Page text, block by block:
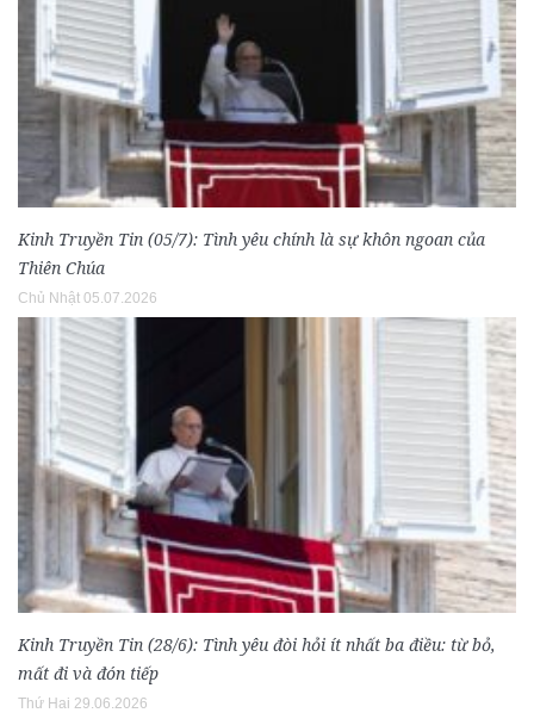
Kinh Truyền Tin (05/7): Tình yêu chính là sự khôn ngoan của
Thiên Chúa
Chủ Nhật 05.07.2026
Kinh Truyền Tin (28/6): Tình yêu đòi hỏi ít nhất ba điều: từ bỏ,
mất đi và đón tiếp
Thứ Hai 29.06.2026